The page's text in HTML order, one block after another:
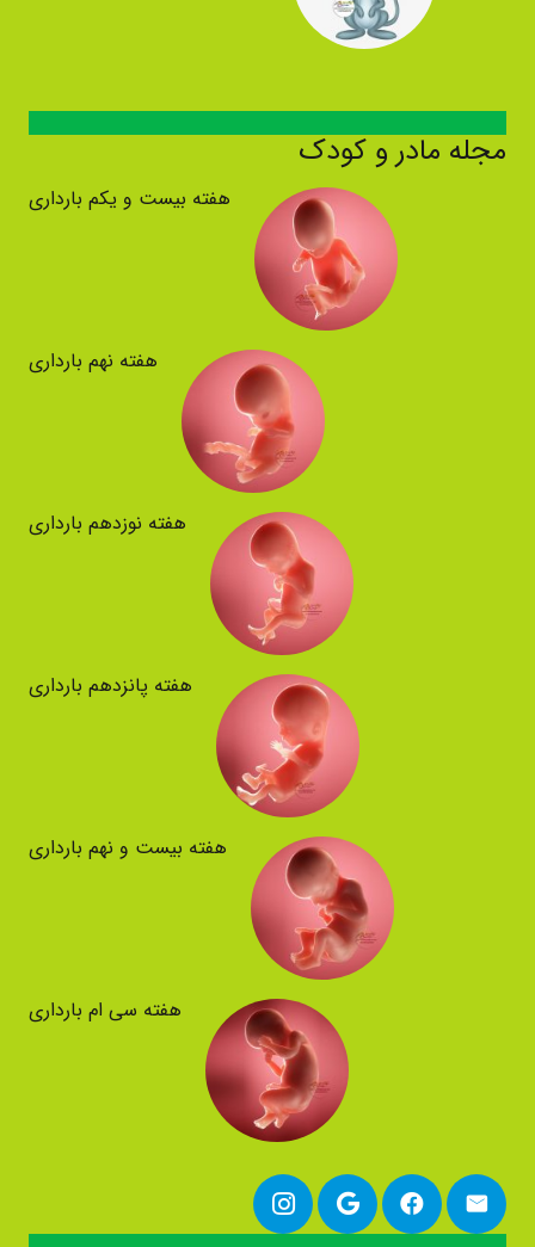
مجله مادر و کودک
هفته بیست و یکم بارداری
هفته نهم بارداری
هفته نوزدهم بارداری
هفته پانزدهم بارداری
هفته بیست و نهم بارداری
هفته سی ام بارداری